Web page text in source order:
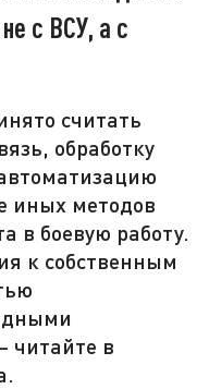
с ВСУ, а с
считать
обработку
иных методов
в боевую работу.
к собственным
читайте в